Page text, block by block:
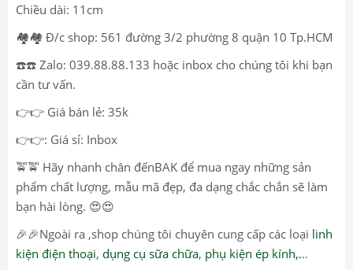
Chiều dài: 11cm
🏘️🏘️ Đ/c shop: 561 đường 3/2 phường 8 quận 10 Tp.HCM
☎️☎️ Zalo: 039.88.88.133 hoặc inbox cho chúng tôi khi bạn
cần tư vấn.
👉👉 Giá bán lẻ: 35k
👉👉: Giá sỉ: Inbox
🚖🚖 Hãy nhanh chân đếnBAK để mua ngay những sản
phẩm chất lượng, mẫu mã đẹp, đa dạng chắc chắn sẽ làm
bạn hài lòng. 😍😍
🎉🎉Ngoài ra ,shop chúng tôi chuyên cung cấp các loại linh
kiện điện thoại, dụng cụ sữa chữa, phụ kiện ép kính,...